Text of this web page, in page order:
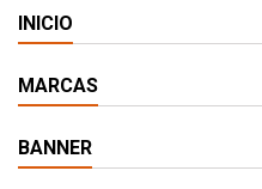
INICIO
MARCAS
BANNER